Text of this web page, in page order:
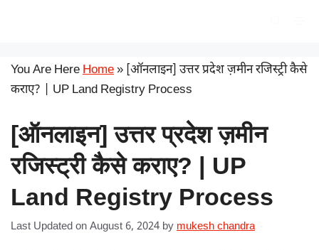
You Are HereHome» [ऑनलाइन] उत्तर प्रदेश ज़मीन रजिस्ट्री कैसे
कराए? | UP Land Registry Process
[ऑनलाइन] उत्तर प्रदेश ज़मीन
रजिस्ट्री कैसे कराए? | UP
Land Registry Process
Last Updated on August 6, 2024 by mukesh chandra